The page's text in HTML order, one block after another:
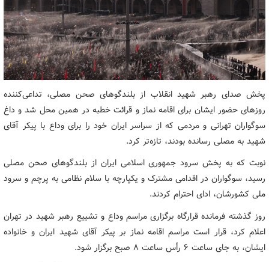
پخش صدای رهبر شهید انقلاب از بلندگوهای صحن مصلی، تداعی‌کننده
روزهای حضور ایشان برای اقامه نماز و قرائت خطبه در همین محل شد و داغ
سوگواران تهرانی و مردمی که از سراسر ایران خود را برای وداع با پیکر آقای
شهید به مصلی رسانده بودند، تازه‌تر کرد.
نوبت که به پخش سرود جمهوری اسلامی ایران از بلندگوهای صحن مصلی
رسید، سوگواران در اقدامی مشترک و یکپارچه با سلام نظامی به پرچم و سرود
ملی کشورشان، ادای احترام کردند.
روز گذشته فرمانده قرارگاه برگزاری مراسم وداع و تشییع رهبر شهید در تهران
اعلام کرد، قرار است مراسم اقامه نماز بر پیکر آقای شهید ایران و خانواده
ایشان، به جای ساعت ۶ رأس ساعت ۸ صبح برگزار شود.